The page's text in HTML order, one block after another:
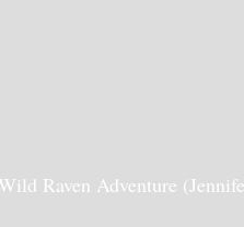
Raven Adventure